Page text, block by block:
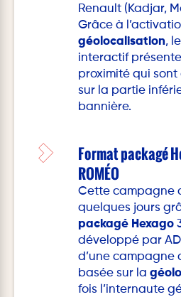
Renault (Kadjar,
Grâce à
géolocalisation,
interactif
proximité qui
sur la partie
bannière.
Format packagé
ROMÉO
Cette campagne
quelques jours
packagé Hexago
développé par
d’une campagne
basée sur la
fois l’internaute